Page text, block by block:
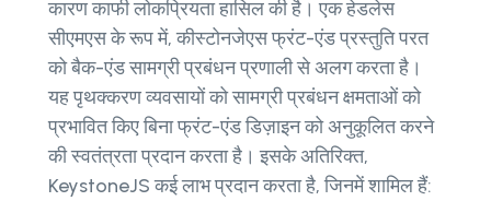
कारण काफी लोकप्रियता हासिल की है। एक हेडलेस
सीएमएस के रूप में, कीस्टोनजेएस फ्रंट-एंड प्रस्तुति परत
को बैक-एंड सामग्री प्रबंधन प्रणाली से अलग करता है।
यह पृथक्करण व्यवसायों को सामग्री प्रबंधन क्षमताओं को
प्रभावित किए बिना फ्रंट-एंड डिज़ाइन को अनुकूलित करने
की स्वतंत्रता प्रदान करता है। इसके अतिरिक्त,
KeystoneJS कई लाभ प्रदान करता है, जिनमें शामिल हैं: